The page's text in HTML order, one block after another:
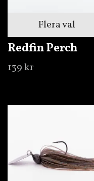
Flera val
Redfin Perch
139 kr